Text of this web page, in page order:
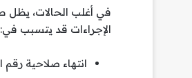
في أغلب الحالات، يظل
الإجراءات قد يتسبب في:
انتهاء صلاحية رقم